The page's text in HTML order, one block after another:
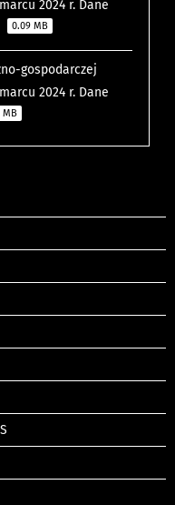
2024 r. Dane
0.09 MB
gospodarczej
2024 r. Dane
MB